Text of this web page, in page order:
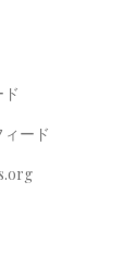
ード